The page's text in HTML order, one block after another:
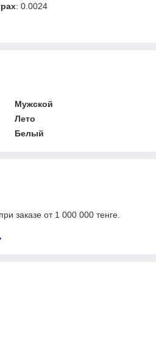
: 0.0024
Мужской
Лето
Белый
заказе от 1 000 000 тенге.